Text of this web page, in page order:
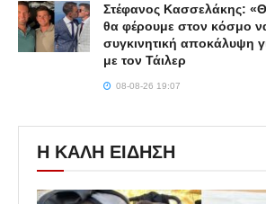
Στέφανος Κασσελάκης:
θα φέρουμε στον κόσμο
συγκινητική αποκάλυψη
με τον Τάιλερ
08-08-26 19:07
Η ΚΑΛΗ ΕΙΔΗΣΗ